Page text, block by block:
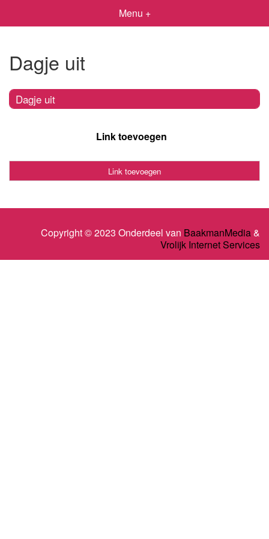
Menu +
Dagje uit
Dagje uit
Link toevoegen
Link toevoegen
Copyright © 2023 Onderdeel van BaakmanMedia&
Vrolijk Internet Services